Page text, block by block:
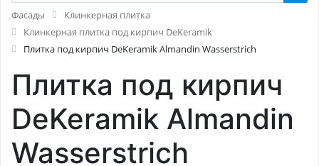
Фасады
Клинкерная плитка
Клинкерная плитка под кирпич DeKeramik
Плитка под кирпич DeKeramik Almandin Wasserstrich
Плитка под кирпич
DeKeramik Almandin
Wasserstrich